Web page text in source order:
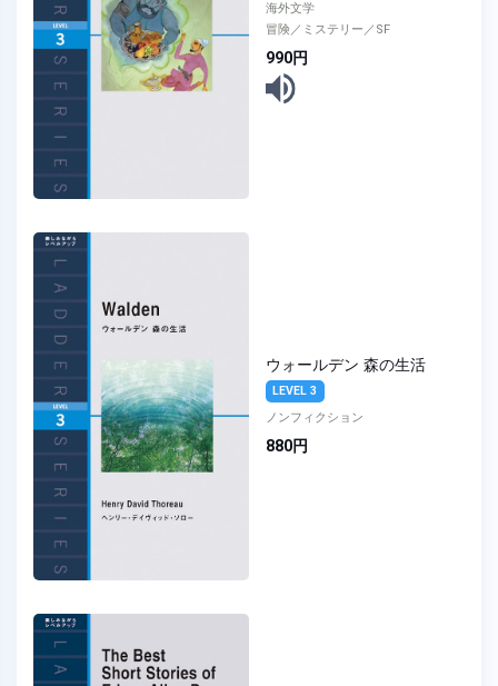
海外文学
冒険／ミステリー／SF
990円
ウォールデン 森の生活
LEVEL 3
ノンフィクション
880円